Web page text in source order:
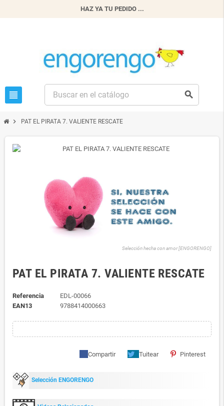
HAZ YA TU PEDIDO ...
view_headline search
chevron_right PAT EL PIRATA 7. VALIENTE RESCATE
Selección hecha con amor [ENGORENGO]
PAT EL PIRATA 7. VALIENTE RESCATE
Referencia
EDL-00066
EAN13
9788414000663
Compartir Tuitear Pinterest
Selección ENGORENGO